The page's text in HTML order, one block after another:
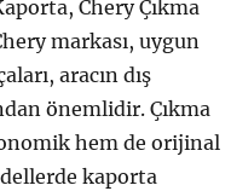
Chery Çıkma
markası, uygun
aracın dış
önemlidir. Çıkma
hem de orijinal
kaporta